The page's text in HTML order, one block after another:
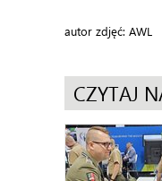
autor zdjęć: AWL
CZYTAJ